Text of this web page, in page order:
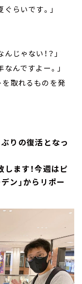
らいです。」
じゃない！？」
んですよー。」
を取れるものを発
りの復活となっ
ます！今週はピ
ン」からリポー